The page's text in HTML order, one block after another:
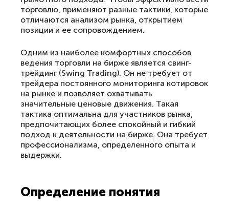
торговлю, применяют разные тактики, которые
отличаются анализом рынка, открытием
позиции и ее сопровождением.
Одним из наиболее комфортных способов
ведения торговли на бирже является свинг-
трейдинг (Swing Trading). Он не требует от
трейдера постоянного мониторинга котировок
на рынке и позволяет охватывать
значительные ценовые движения. Такая
тактика оптимальна для участников рынка,
предпочитающих более спокойный и гибкий
подход к деятельности на бирже. Она требует
профессионализма, определенного опыта и
выдержки.
Определение понятия